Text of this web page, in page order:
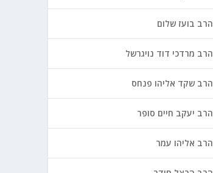
הרב בועז שלום
הרב מרדכי דוד נויגרשל
הרב שקד אליהו פנחס
הרב יעקב חיים סופר
הרב אליהו עמר